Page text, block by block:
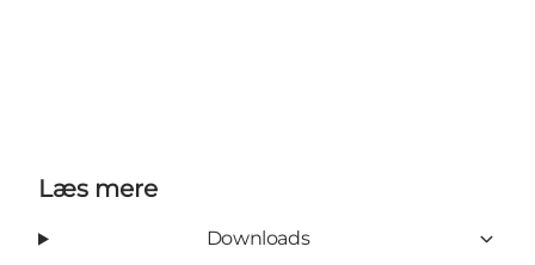
Læs mere
Downloads